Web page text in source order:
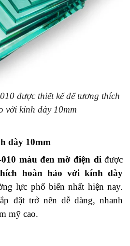
được thiết kế để tương thích
với kính dày 10mm
dày 10mm
màu đen mờ điện diđược
hoàn hảo với kính dày
lực phổ biến nhất hiện nay.
đặt trở nên dễ dàng, nhanh
mỹ cao.